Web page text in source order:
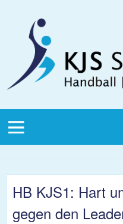
Schaffhausen
Menu
HB KJS1: Hart
gegen den